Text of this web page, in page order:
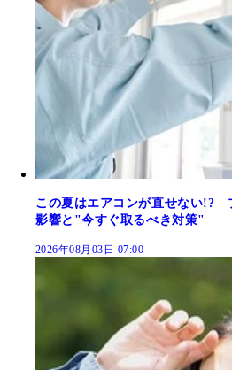
この夏はエアコンが直せない!?
影響と"今すぐ取るべき対策"
2026年08月03日 07:00